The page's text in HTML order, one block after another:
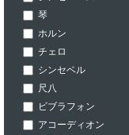
琴
ホルン
チェロ
シンセベル
尺八
ビブラフォン
アコーディオン